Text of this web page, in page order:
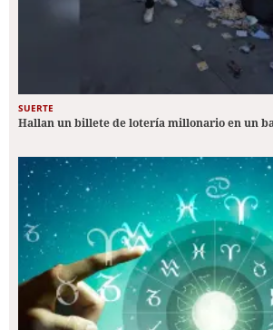
SUERTE
Hallan un billete de lotería millonario en un